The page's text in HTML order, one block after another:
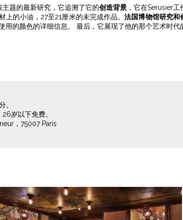
主题的最新研究，它追溯了它的创造背景 ，它在Serusier工
上的小油，27至21厘米的未完成作品。法国博物馆研究和
的颜色的详细信息。 最后，它展现了他的那个艺术时代
。
岁以下免费。
，75007 Paris